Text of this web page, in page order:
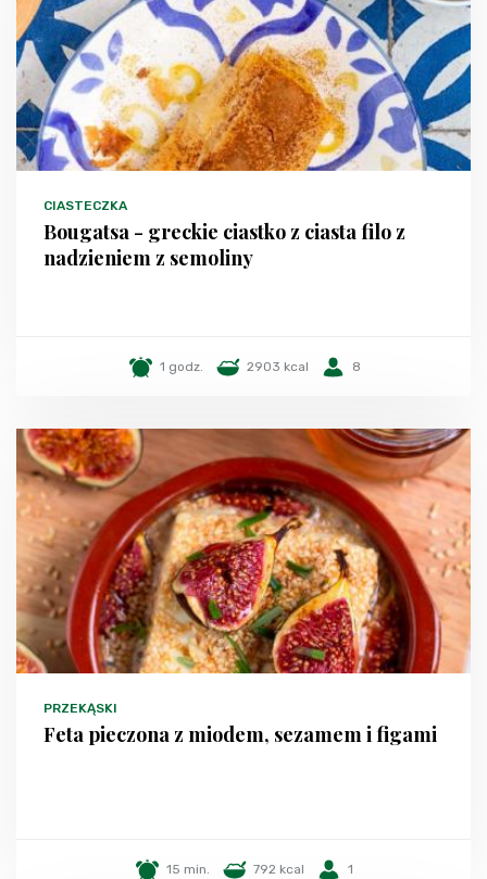
CIASTECZKA
Bougatsa - greckie ciastko z ciasta filo z
nadzieniem z semoliny
1 godz. 2903 kcal 8
PRZEKĄSKI
Feta pieczona z miodem, sezamem i figami
15 min. 792 kcal 1